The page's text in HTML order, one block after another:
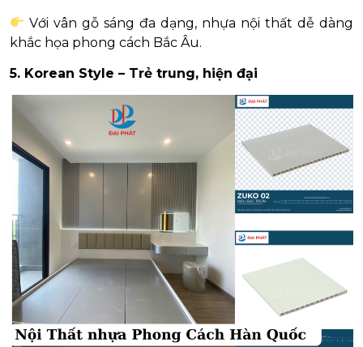
Với vân gỗ sáng đa dạng, nhựa nội thất dễ dàng
khắc họa phong cách Bắc Âu.
5. Korean Style – Trẻ trung, hiện đại